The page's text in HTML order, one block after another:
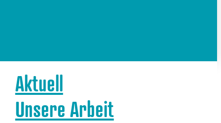
Aktuell
Unsere Arbeit